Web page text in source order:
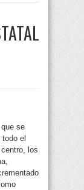
se
el
los